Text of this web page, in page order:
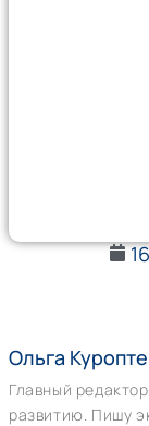
Ольга
Главный
развитию. Пишу